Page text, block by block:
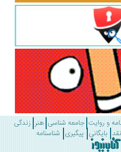
جامعه شناسی هنر زندگی
پیگیری شناسنامه